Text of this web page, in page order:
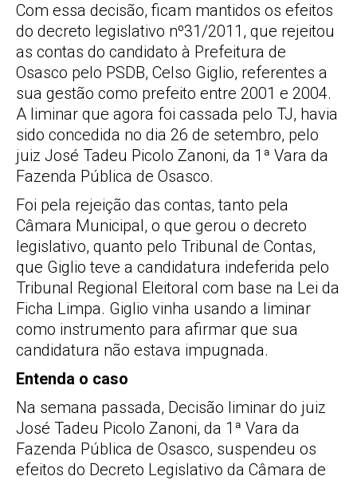
Com essa decisão, ficam mantidos os efeitos
do decreto legislativo nº31/2011, que rejeitou
as contas do candidato à Prefeitura de
Osasco pelo PSDB, Celso Giglio, referentes a
sua gestão como prefeito entre 2001 e 2004.
A liminar que agora foi cassada pelo TJ, havia
sido concedida no dia 26 de setembro, pelo
juiz José Tadeu Picolo Zanoni, da 1ª Vara da
Fazenda Pública de Osasco.
Foi pela rejeição das contas, tanto pela
Câmara Municipal, o que gerou o decreto
legislativo, quanto pelo Tribunal de Contas,
que Giglio teve a candidatura indeferida pelo
Tribunal Regional Eleitoral com base na Lei da
Ficha Limpa. Giglio vinha usando a liminar
como instrumento para afirmar que sua
candidatura não estava impugnada.
Entenda o caso
Na semana passada, Decisão liminar do juiz
José Tadeu Picolo Zanoni, da 1ª Vara da
Fazenda Pública de Osasco, suspendeu os
efeitos do Decreto Legislativo da Câmara de